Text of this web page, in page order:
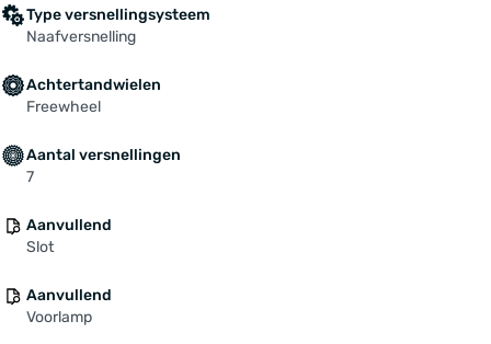
Type versnellingsysteem
Naafversnelling
Achtertandwielen
Freewheel
Aantal versnellingen
7
Aanvullend
Slot
Aanvullend
Voorlamp